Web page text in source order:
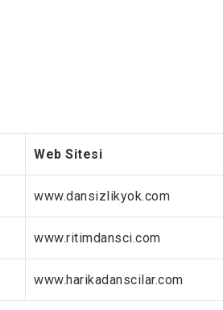
Web Sitesi
www.dansizlikyok.com
www.ritimdansci.com
www.harikadanscilar.com